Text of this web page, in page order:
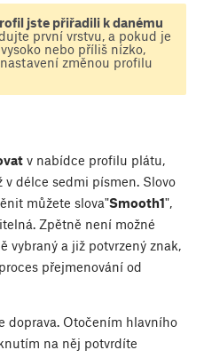
jste přiřadili k danému
první vrstvu, a pokud je
nebo příliš nízko,
změnou profilu
v nabídce profilu plátu,
délce sedmi písmen. Slovo
můžete slova"Smooth1",
Zpětně není možné
vybraný a již potvrzený znak,
přejmenování od
doprava. Otočením hlavního
na něj potvrdíte